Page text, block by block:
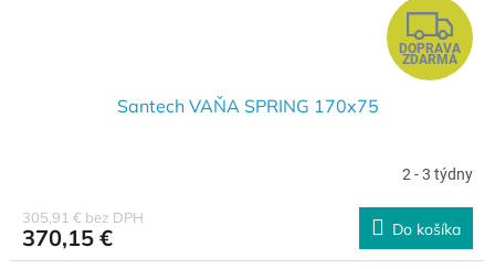
Z
A
A
R
M
DOPRAVA
ZDARMA
Santech VAŇA SPRING 170x75
2 - 3 týdny
305,91 € bez DPH
370,15 € Do košíka